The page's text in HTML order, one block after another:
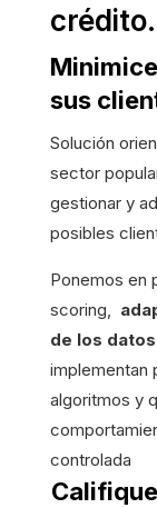
crédito.
sus
Solución
sector
gestionar y
posibles
Ponemos en
scoring,
de los
implementan
algoritmos y
controlada